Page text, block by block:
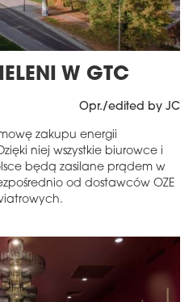
W GTC
Opr./edited by JC
zakupu energii
niej wszystkie biurowce i
będą zasilane prądem w
od dostawców OZE